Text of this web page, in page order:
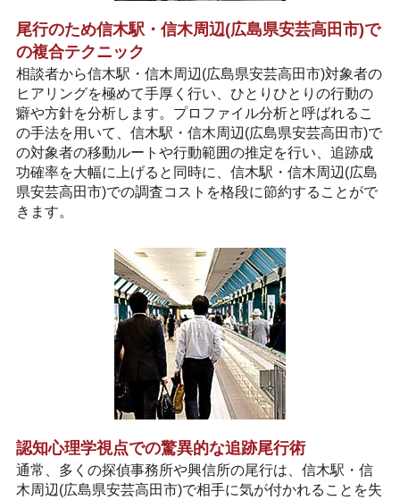
尾行のため信木駅・信木周辺(広島県安芸高田市)で
の複合テクニック
相談者から信木駅・信木周辺(広島県安芸高田市)対象者の
ヒアリングを極めて手厚く行い、ひとりひとりの行動の
癖や方針を分析します。プロファイル分析と呼ばれるこ
の手法を用いて、信木駅・信木周辺(広島県安芸高田市)で
の対象者の移動ルートや行動範囲の推定を行い、追跡成
功確率を大幅に上げると同時に、信木駅・信木周辺(広島
県安芸高田市)での調査コストを格段に節約することがで
きます。
認知心理学視点での驚異的な追跡尾行術
通常、多くの探偵事務所や興信所の尾行は、信木駅・信
木周辺(広島県安芸高田市)で相手に気が付かれることを失